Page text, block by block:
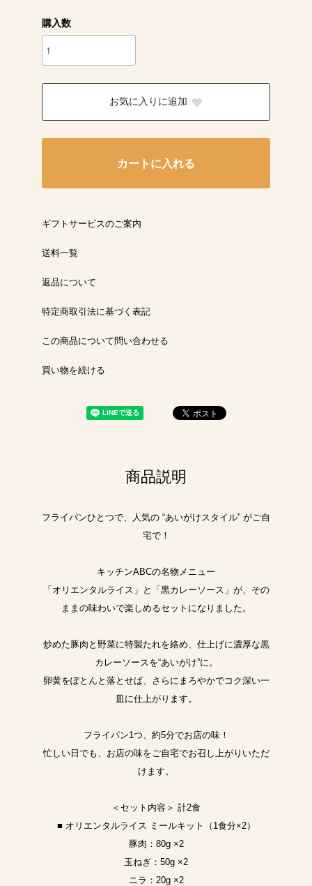
購入数
お気に入りに追加
カートに入れる
ギフトサービスのご案内
送料一覧
返品について
特定商取引法に基づく表記
この商品について問い合わせる
買い物を続ける
商品説明
フライパンひとつで、人気の “あいがけスタイル” がご自
宅で！
キッチンABCの名物メニュー
「オリエンタルライス」と「黒カレーソース」が、その
ままの味わいで楽しめるセットになりました。
炒めた豚肉と野菜に特製たれを絡め、仕上げに濃厚な黒
カレーソースを“あいがけ”に。
卵黄をぽとんと落とせば、さらにまろやかでコク深い一
皿に仕上がります。
フライパン1つ、約5分でお店の味！
忙しい日でも、お店の味をご自宅でお召し上がりいただ
けます。
＜セット内容＞ 計2食
■ オリエンタルライス ミールキット（1食分×2）
豚肉：80g ×2
玉ねぎ：50g ×2
ニラ：20g ×2